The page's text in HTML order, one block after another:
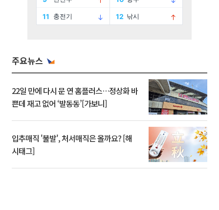
주요뉴스
22일 만에 다시 문 연 홈플러스…정상화 바
쁜데 재고 없어 ‘발동동’[가보니]
입추매직 '불발', 처서매직은 올까요? [해
시태그]